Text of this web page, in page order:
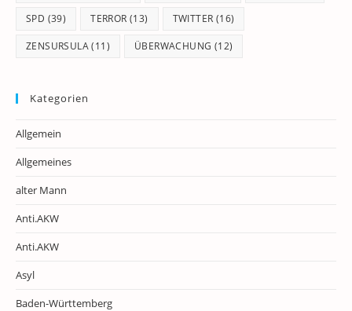
SPD (39) TERROR (13) TWITTER (16)
ZENSURSULA(11) ÜBERWACHUNG (12)
Kategorien
Allgemein
Allgemeines
alter Mann
Anti.AKW
Anti.AKW
Asyl
Baden-Württemberg